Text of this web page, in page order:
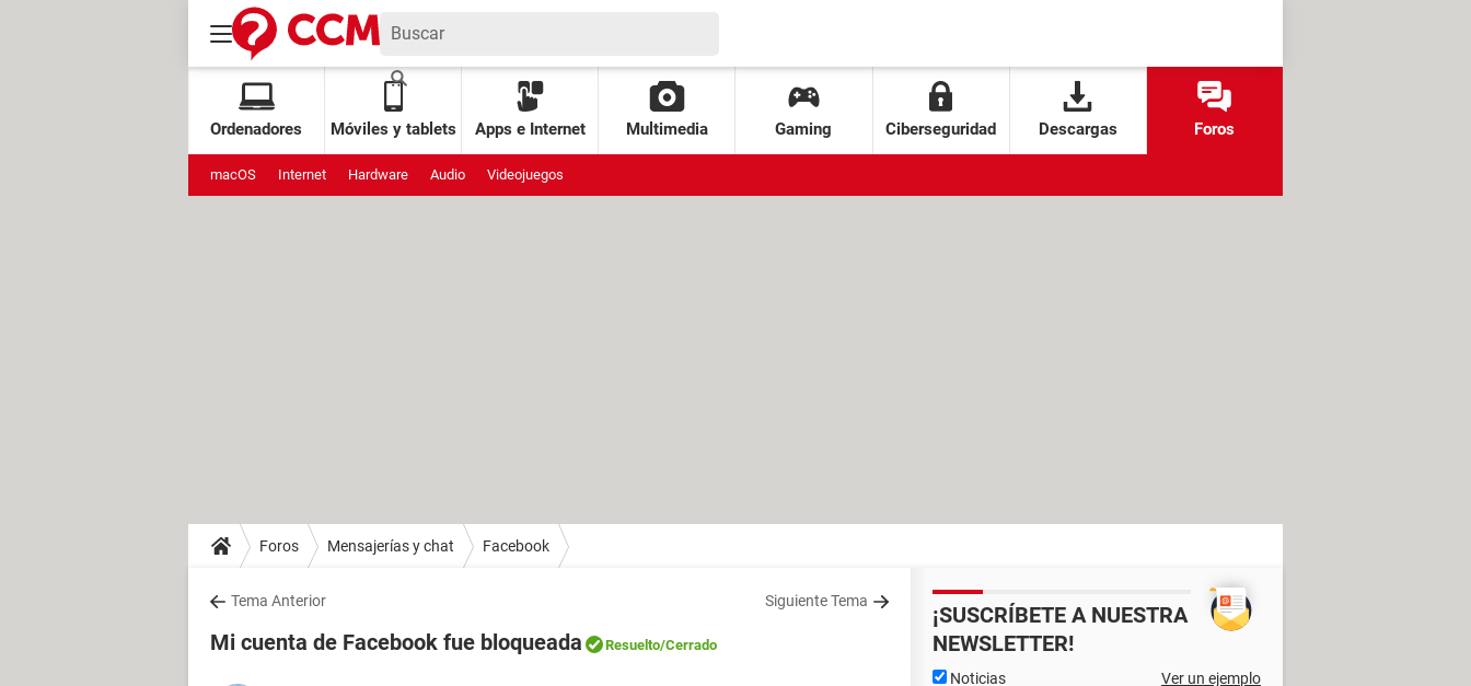
Ordenadores Móviles y tablets Apps e Internet Multimedia Gaming Ciberseguridad Descargas Foros
macOS Internet Hardware Audio Videojuegos
Foros Mensajerías y chat Facebook
Tema Anterior Siguiente Tema
Mi cuenta de Facebook fue bloqueada Resuelto/Cerrado
¡SUSCRÍBETE A NUESTRA
NEWSLETTER!
Noticias Ver un ejemplo